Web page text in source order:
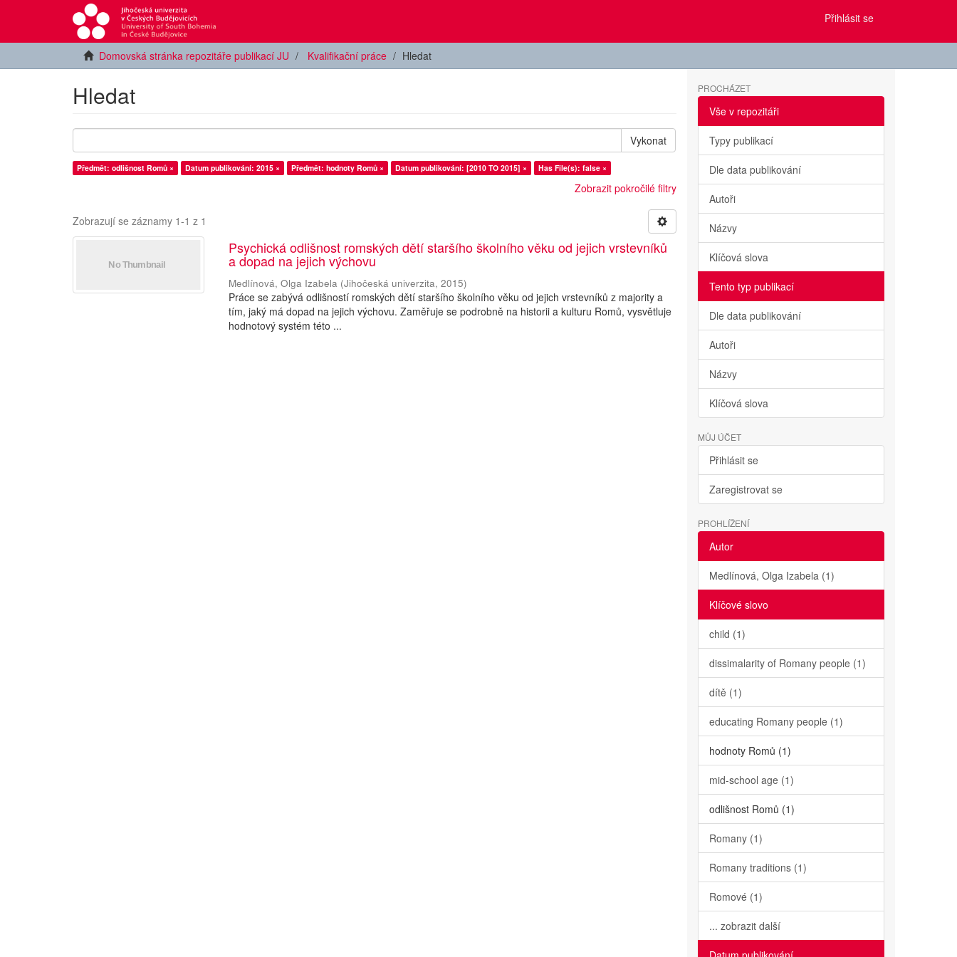
Přihlásit se
Domovská stránka repozitáře publikací JU Kvalifikační práce Hledat
Hledat
Vykonat
Předmět: odlišnost Romů × Datum publikování: 2015 × Předmět: hodnoty Romů × Datum publikování: [2010 TO 2015] × Has File(s): false ×
Zobrazit pokročilé filtry
Zobrazují se záznamy 1-1 z 1
Psychická odlišnost romských dětí staršího školního věku od jejich vrstevníků
a dopad na jejich výchovu
Medlínová, Olga Izabela (Jihočeská univerzita,2015)
Práce se zabývá odlišností romských dětí staršího školního věku od jejich vrstevníků z majority a
tím, jaký má dopad na jejich výchovu. Zaměřuje se podrobně na historii a kulturu Romů, vysvětluje
hodnotový systém této ...
PROCHÁZET
Vše v repozitáři
Typy publikací
Dle data publikování
Autoři
Názvy
Klíčová slova
Tento typ publikací
Dle data publikování
Autoři
Názvy
Klíčová slova
MŮJ ÚČET
Přihlásit se
Zaregistrovat se
PROHLÍŽENÍ
Autor
Medlínová, Olga Izabela (1)
Klíčové slovo
child (1)
dissimalarity of Romany people (1)
dítě (1)
educating Romany people (1)
hodnoty Romů (1)
mid-school age (1)
odlišnost Romů (1)
Romany (1)
Romany traditions (1)
Romové (1)
... zobrazit další